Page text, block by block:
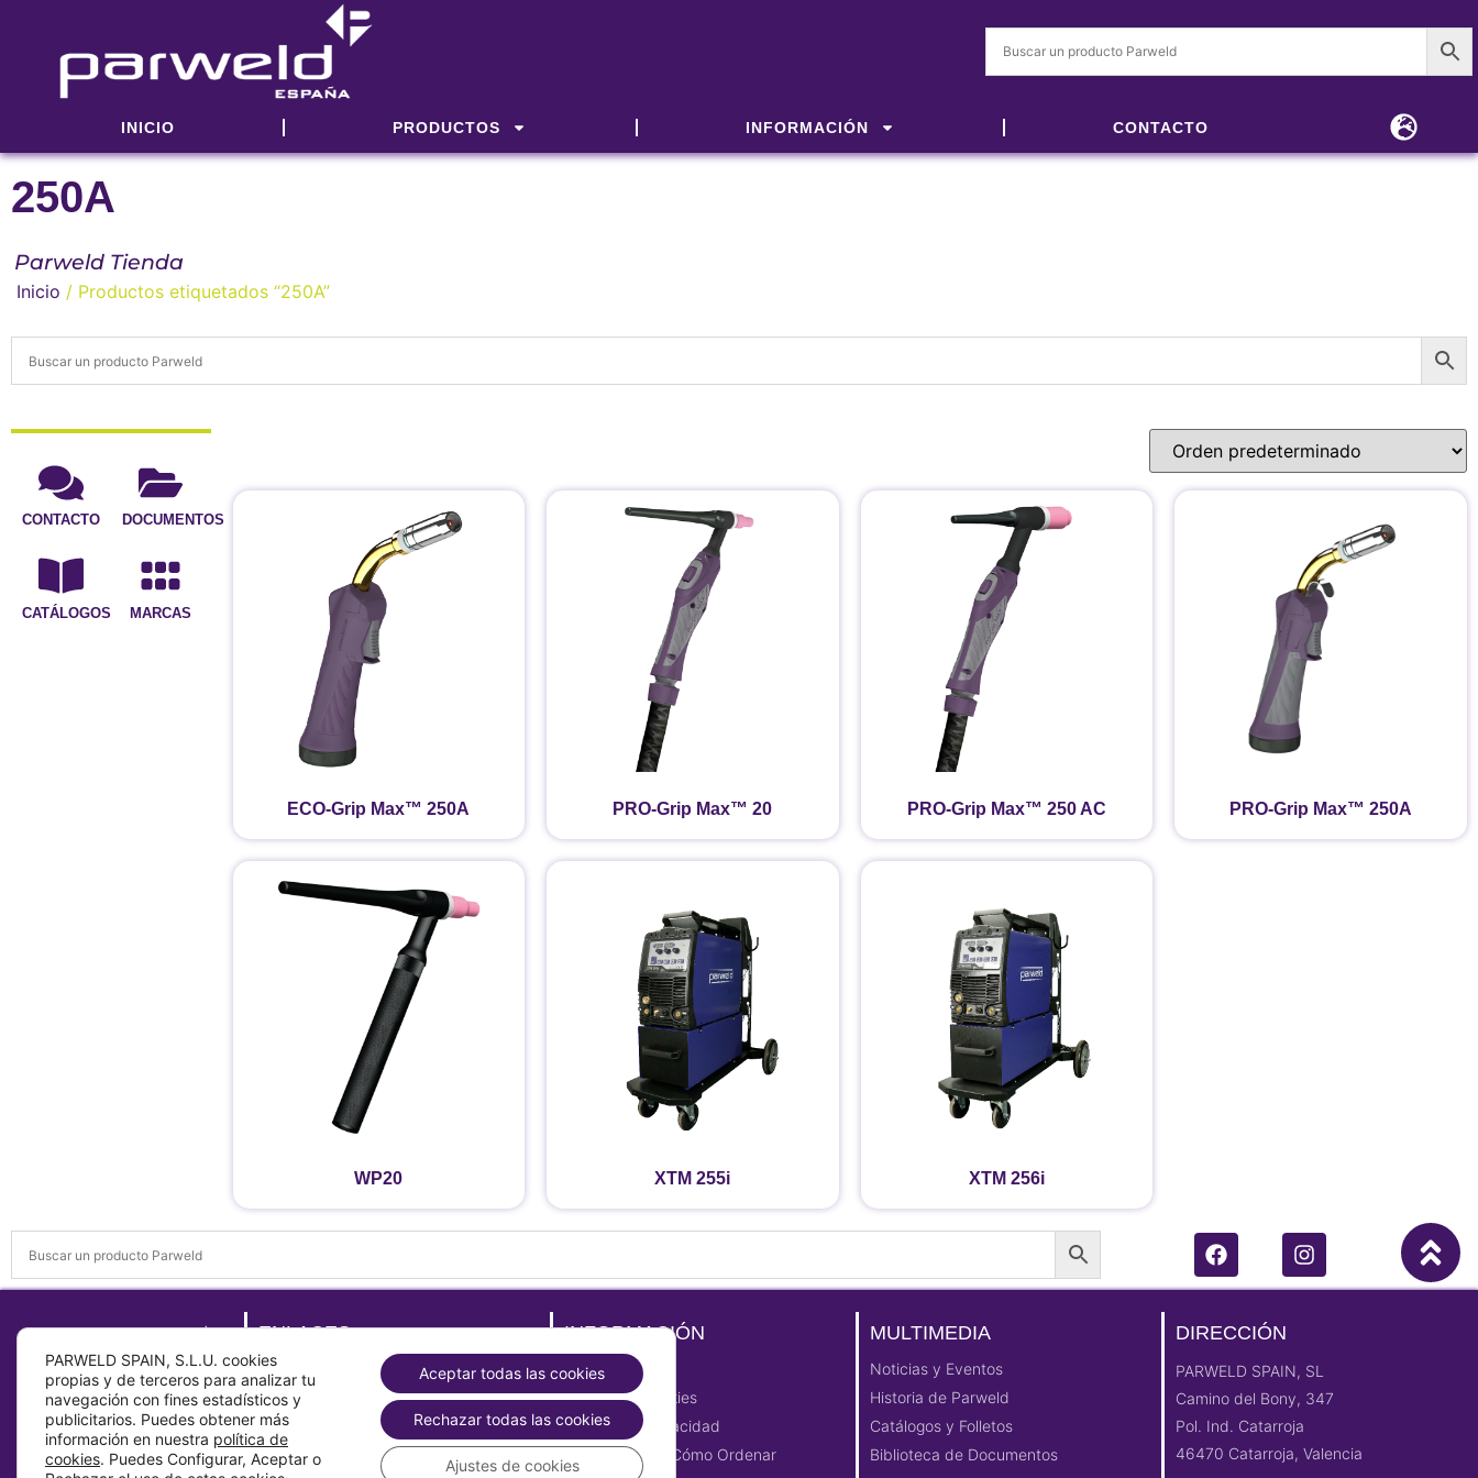
INICIO PRODUCTOS INFORMACIÓN CONTACTO
250A
Parweld Tienda
Inicio / Productos etiquetados “250A”
CONTACTO DOCUMENTOS
CATÁLOGOS MARCAS
ECO-Grip Max™ 250A PRO-Grip Max™ 20 PRO-Grip Max™ 250 AC PRO-Grip Max™ 250A
WP20 XTM 255i XTM 256i
ENLACES
Sobre
Contacto
Productos
Parweld Global
INFORMACIÓN
Aviso Legal
Política de cookies
Política de Privacidad
E-Commerce | Cómo Ordenar
MULTIMEDIA
Noticias y Eventos
Historia de Parweld
Catálogos y Folletos
Biblioteca de Documentos
DIRECCIÓN
PARWELD SPAIN, SL
Camino del Bony, 347
Pol. Ind. Catarroja
46470 Catarroja, Valencia
PARWELD SPAIN, S.L.U. cookies
propias y de terceros para analizar tu
navegación con fines estadísticos y
publicitarios. Puedes obtener más
información en nuestra política de
cookies. Puedes Configurar, Aceptar o
Aceptar todas las cookies
Rechazar todas las cookies
Ajustes de cookies